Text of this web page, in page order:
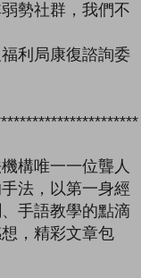
勢社群，我們不
利局康復諮詢委
構唯一一位聾人
法，以第一身經
手語教學的點滴
，精彩文章包